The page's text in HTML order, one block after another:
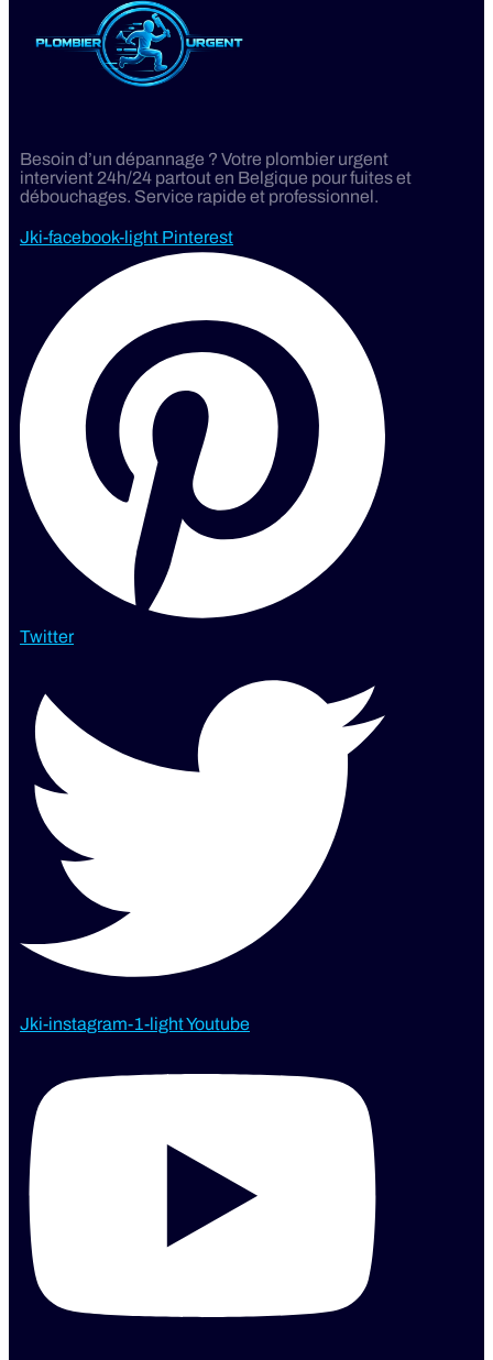
Besoin d’un dépannage ? Votre plombier urgent
intervient 24h/24 partout en Belgique pour fuites et
débouchages. Service rapide et professionnel.
Jki-facebook-light Pinterest
Twitter
Jki-instagram-1-lightYoutube